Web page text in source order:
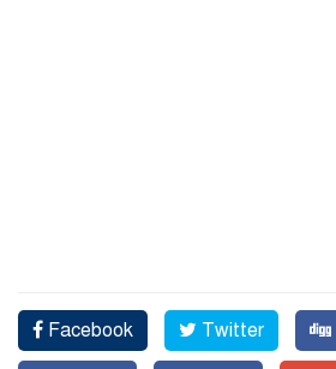
Facebook Twitter